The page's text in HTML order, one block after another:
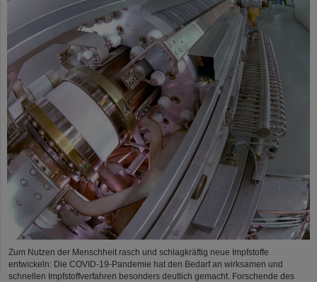
Zum Nutzen der Menschheit rasch und schlagkräftig neue Impfstoffe
entwickeln: Die COVID-19-Pandemie hat den Bedarf an wirksamen und
schnellen Impfstoffverfahren besonders deutlich gemacht. Forschende des